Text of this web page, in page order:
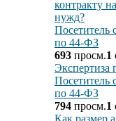
контракту
нужд?
Посетитель
по 44-ФЗ
693 просм.1
Экспертиза
Посетитель
по 44-ФЗ
794 просм.1
Как размер